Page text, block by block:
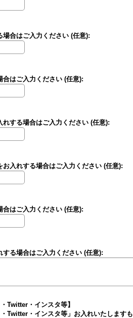
場合はご入力ください (任意):
合はご入力ください (任意):
れする場合はご入力ください (任意):
お入れする場合はご入力ください (任意):
合はご入力ください (任意):
する場合はご入力ください (任意):
Twitter・インスタ等】
Twitter・インスタ等」お入れいたします